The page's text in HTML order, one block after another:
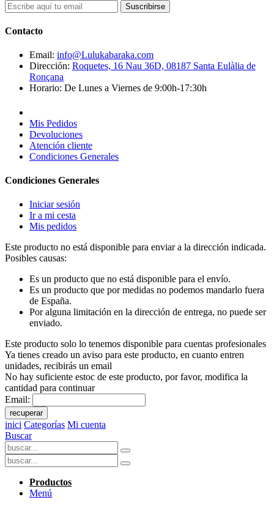
Suscribirse
Contacto
Email: info@Lulukabaraka.com
Dirección: Roquetes, 16 Nau 36D, 08187 Santa Eulàlia de
Ronçana
Horario: De Lunes a Viernes de 9:00h-17:30h
Mis Pedidos
Devoluciones
Atención cliente
Condiciones Generales
Condiciones Generales
Iniciar sesión
Ir a mi cesta
Mis pedidos
Este producto no está disponible para enviar a la dirección indicada.
Posibles causas:
Es un producto que no está disponible para el envío.
Es un producto que por medidas no podemos mandarlo fuera
de España.
Por alguna limitación en la dirección de entrega, no puede ser
enviado.
Este producto solo lo tenemos disponible para cuentas profesionales
Ya tienes creado un aviso para este producto, en cuanto entren
unidades, recibirás un email
No hay suficiente estoc de este producto, por favor, modifica la
cantidad para continuar
Email:
recuperar
inici Categorías Mi cuenta
Buscar
Productos
Menú